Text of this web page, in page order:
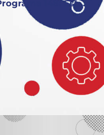
Programa 148: Estambul